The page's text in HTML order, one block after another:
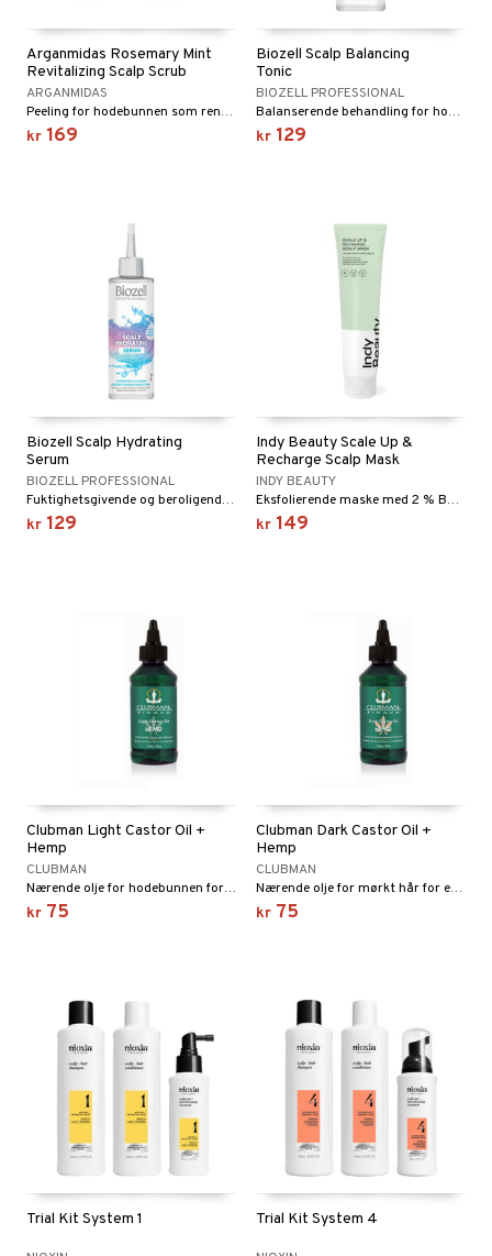
Arganmidas Rosemary Mint
Revitalizing Scalp Scrub
ARGANMIDAS
Peeling for hodebunnen som renser mildt og stimulerer hårveksten.
kr 169
Biozell Scalp Balancing
Tonic
BIOZELL PROFESSIONAL
Balanserende behandling for hodebunnen
kr 129
Biozell Scalp Hydrating
Serum
BIOZELL PROFESSIONAL
Fuktighetsgivende og beroligende hårkur for tørr og kløende hodebunn
kr 129
Indy Beauty Scale Up &
Recharge Scalp Mask
INDY BEAUTY
Eksfolierende maske med 2 % BHA som fjerner belegg for en frisk hodebunn og glansfullt hår.
kr 149
Clubman Light Castor Oil +
Hemp
CLUBMAN
Nærende olje for hodebunnen for sunn hårvekst
kr 75
Clubman Dark Castor Oil +
Hemp
CLUBMAN
Nærende olje for mørkt hår for en frisk hodebunn
kr 75
Trial Kit System 1 Trial Kit System 4